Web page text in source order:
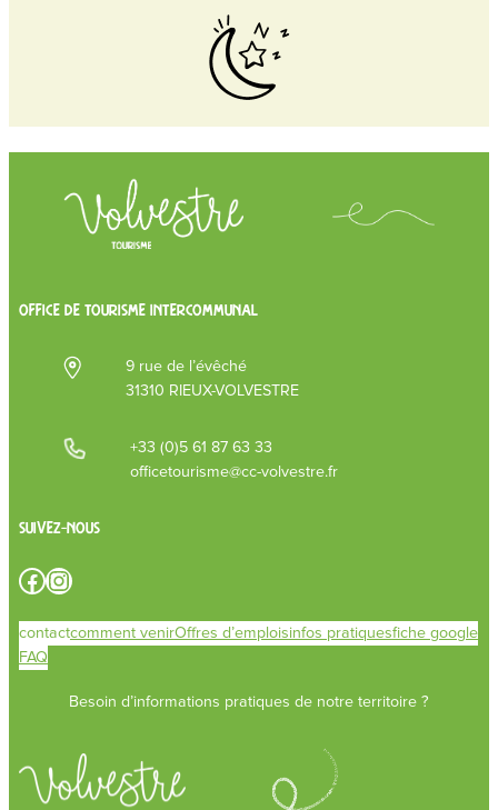
OFFICE DE TOURISME INTERCOMMUNAL
9 rue de l’évêché
31310 RIEUX-VOLVESTRE
+33 (0)5 61 87 63 33
officetourisme@cc-volvestre.fr
Suivez-nous
Facebook Instagram
contactcomment venirOffres d’emploisinfos pratiquesfiche google
FAQ
Besoin d’informations pratiques de notre territoire ?